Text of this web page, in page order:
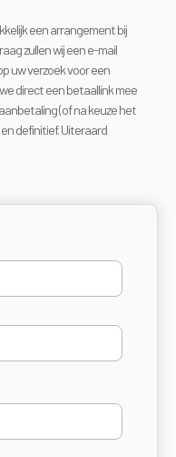
een arrangement bij
zullen wij een e-mail
uw verzoek voor een
direct een betaallink mee
(of na keuze het
definitief. Uiteraard